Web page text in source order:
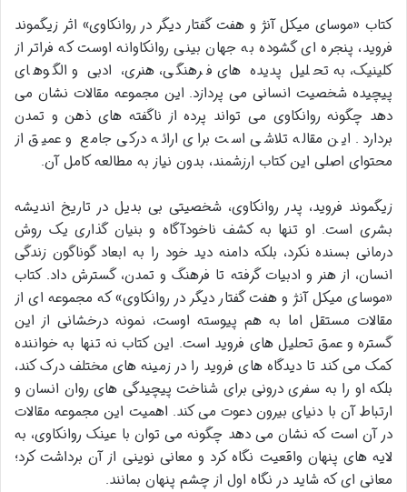
کتاب «موسای میکل آنژ و هفت گفتار دیگر در روانکاوی» اثر زیگموند
فروید، پنجره ای گشوده به جهان بینی روانکاوانه اوست که فراتر از
کلینیک، به تحلیل پدیده های فرهنگی، هنری، ادبی و الگوهای
پیچیده شخصیت انسانی می پردازد. این مجموعه مقالات نشان می
دهد چگونه روانکاوی می تواند پرده از ناگفته های ذهن و تمدن
بردارد. این مقاله تلاشی است برای ارائه درکی جامع و عمیق از
محتوای اصلی این کتاب ارزشمند، بدون نیاز به مطالعه کامل آن.
زیگموند فروید، پدر روانکاوی، شخصیتی بی بدیل در تاریخ اندیشه
بشری است. او تنها به کشف ناخودآگاه و بنیان گذاری یک روش
درمانی بسنده نکرد، بلکه دامنه دید خود را به ابعاد گوناگون زندگی
انسان، از هنر و ادبیات گرفته تا فرهنگ و تمدن، گسترش داد. کتاب
«موسای میکل آنژ و هفت گفتار دیگر در روانکاوی» که مجموعه ای از
مقالات مستقل اما به هم پیوسته اوست، نمونه درخشانی از این
گستره و عمق تحلیل های فروید است. این کتاب نه تنها به خواننده
کمک می کند تا دیدگاه های فروید را در زمینه های مختلف درک کند،
بلکه او را به سفری درونی برای شناخت پیچیدگی های روان انسان و
ارتباط آن با دنیای بیرون دعوت می کند. اهمیت این مجموعه مقالات
در آن است که نشان می دهد چگونه می توان با عینک روانکاوی، به
لایه های پنهان واقعیت نگاه کرد و معانی نوینی از آن برداشت کرد؛
معانی ای که شاید در نگاه اول از چشم پنهان بمانند.